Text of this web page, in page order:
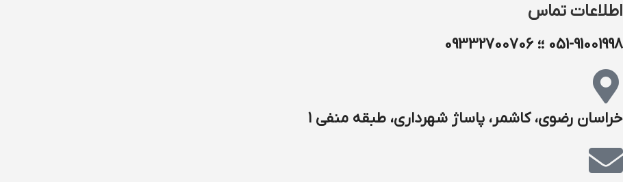
اطلاعات تماس
051-91001998 ؛؛ 09332700706
خراسان رضوی، کاشمر، پاساژ شهرداری، طبقه منفی ۱